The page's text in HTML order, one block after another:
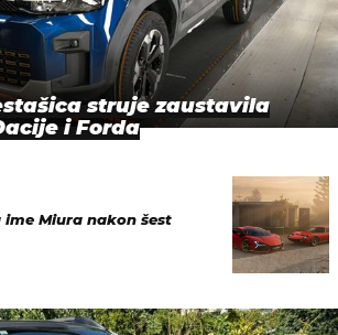
struje zaustavila
i Forda
Miura nakon šest